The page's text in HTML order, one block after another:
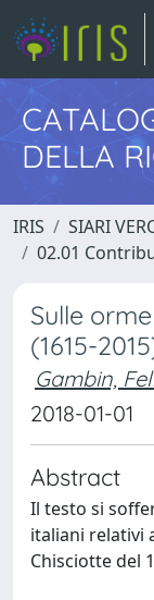
DELLA
IRIS SIARI
02.01
Sulle
(1615-
Gambin,
2018-01-01
Abstract
Il testo si
italiani relativi
Chisciotte del